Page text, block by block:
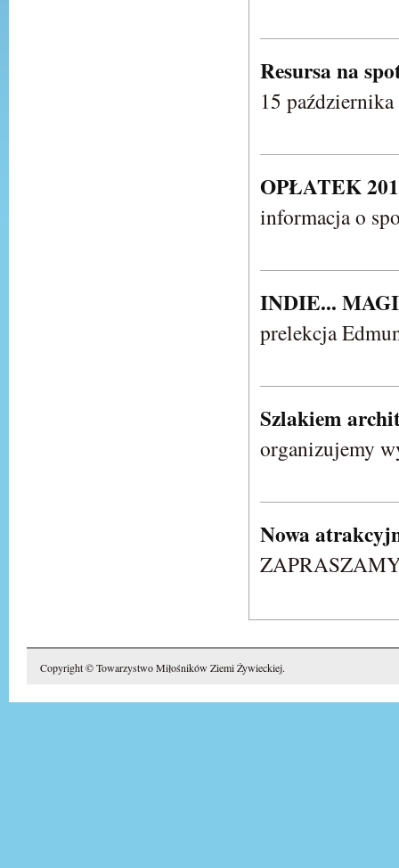
Resursa na
15
OPŁATEK
informacja o
INDIE...
prelekcja
Szlakiem
organizujemy
Nowa
Copyright © Towarzystwo Miłośników Ziemi Żywieckiej.